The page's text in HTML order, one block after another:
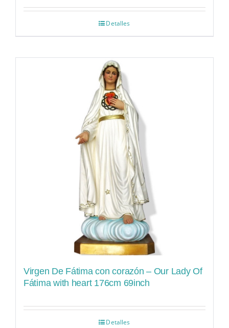
Detalles
Virgen De Fátima con corazón – Our Lady Of
Fátima with heart 176cm 69inch
Detalles